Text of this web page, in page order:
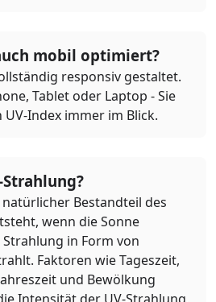
mobil optimiert?
responsiv gestaltet.
Tablet oder Laptop - Sie
Index immer im Blick.
Bestandteil des
wenn die Sonne
in Form von
Faktoren wie Tageszeit,
und Bewölkung